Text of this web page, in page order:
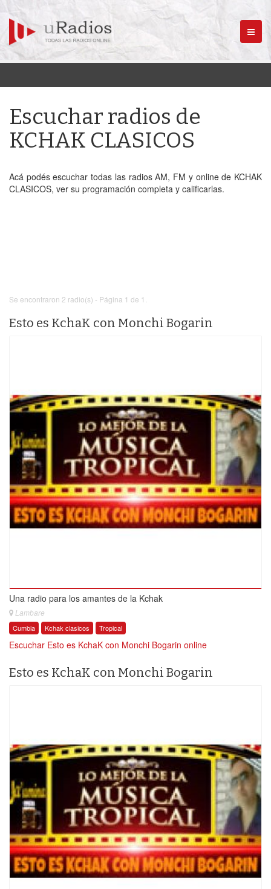
Menú
Escuchar radios de
KCHAK CLASICOS
Acá podés escuchar todas las radios AM, FM y online de KCHAK
CLASICOS, ver su programación completa y calificarlas.
Se encontraron 2 radio(s) - Página 1 de 1.
Esto es KchaK con Monchi Bogarin
Una radio para los amantes de la Kchak
Lambare
Cumbia Kchak clasicos Tropical
Escuchar Esto es KchaK con Monchi Bogarin online
Esto es KchaK con Monchi Bogarin